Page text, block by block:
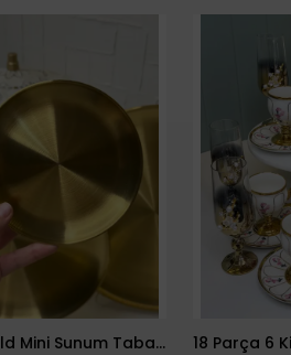
14 Cm Gold Mini Sunum Tabağı